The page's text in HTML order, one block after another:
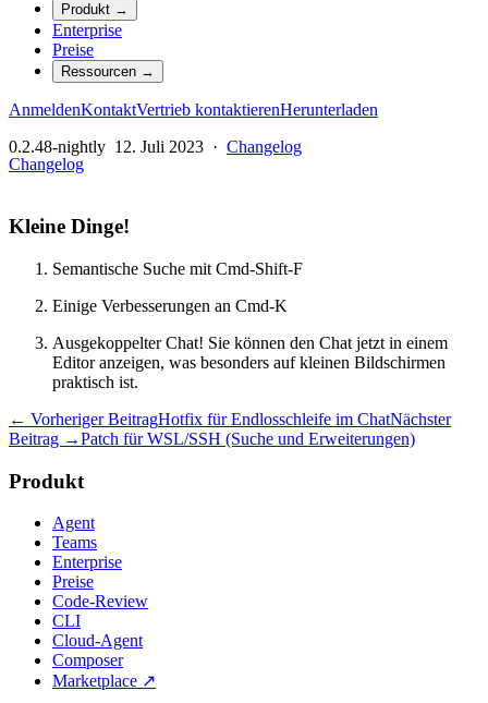
Produkt →
Enterprise
Preise
Ressourcen →
AnmeldenKontaktVertrieb kontaktierenHerunterladen
0.2.48-nightly 12. Juli 2023 · Changelog
Changelog
Kleine Dinge!
Semantische Suche mit Cmd-Shift-F
Einige Verbesserungen an Cmd-K
Ausgekoppelter Chat! Sie können den Chat jetzt in einem
Editor anzeigen, was besonders auf kleinen Bildschirmen
praktisch ist.
← Vorheriger BeitragHotfix für Endlosschleife im ChatNächster
Beitrag →Patch für WSL/SSH (Suche und Erweiterungen)
Produkt
Agent
Teams
Enterprise
Preise
Code-Review
CLI
Cloud-Agent
Composer
Marketplace ↗